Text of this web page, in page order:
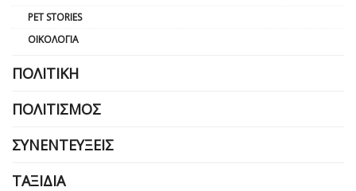
PET STORIES
ΟΙΚΟΛΟΓΊΑ
ΠΟΛΙΤΙΚΉ
ΠΟΛΙΤΙΣΜΌΣ
ΣΥΝΕΝΤΕΎΞΕΙΣ
ΤΑΞΊΔΙΑ